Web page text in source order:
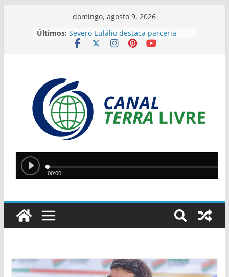
domingo, agosto 9, 2026
Últimos: Severo Eulálio destaca parceria
entre Estado e município durante
20 em Teresina
Lula reage à revogação de visto de
embaixadora brasileira e endurece
tom com Trump
Prefeitura de Nazária entrega 34
motores de rabeta a pescadores
Festa do Vaqueiro em Santa Cruz
do Piauí